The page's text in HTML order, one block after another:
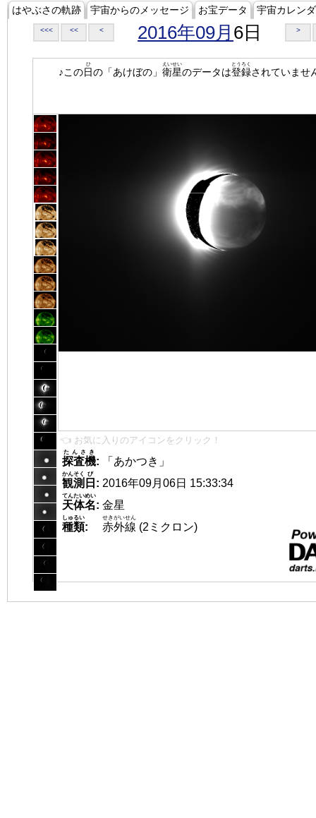
はやぶさの軌跡 宇宙からのメッセージ お宝データ 宇宙カレン
<<< << < 2016年09月 6日 >
♪この日
ひ
の「あけぼの」 衛星
えいせい
のデータは登録
とうろく
されていませ
👈 お気に入りのアイコンをクリック！
探査機
たんさき
:
「あかつき」
観測
かんそく
日
び
: 2016年09月06日 15:33:34
天体名
てんたいめい
: 金星
種類
しゅるい
: 赤外線
せきがいせん
(2ミクロン)